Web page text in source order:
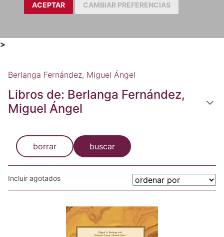
ACEPTAR CAMBIAR PREFERENCIAS
>
Berlanga Fernández, Miguel Ángel
Libros de: Berlanga Fernández,
Miguel Ángel
borrar buscar
Incluir agotados